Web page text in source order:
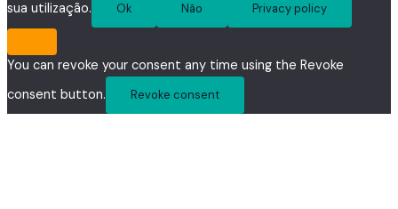
sua utilização. Ok Não Privacy policy
You can revoke your consent any time using the Revoke
consent button.
Revoke consent